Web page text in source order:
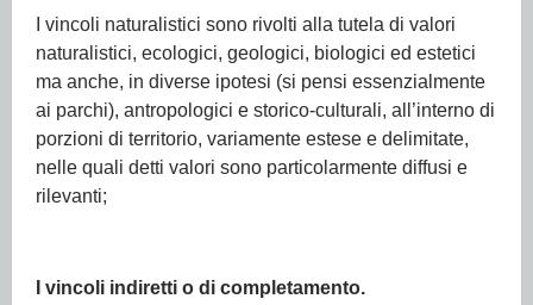
I vincoli naturalistici sono rivolti alla tutela di valori
naturalistici, ecologici, geologici, biologici ed estetici
ma anche, in diverse ipotesi (si pensi essenzialmente
ai parchi), antropologici e storico-culturali, all’interno di
porzioni di territorio, variamente estese e delimitate,
nelle quali detti valori sono particolarmente diffusi e
rilevanti;
I vincoli indiretti o di completamento.